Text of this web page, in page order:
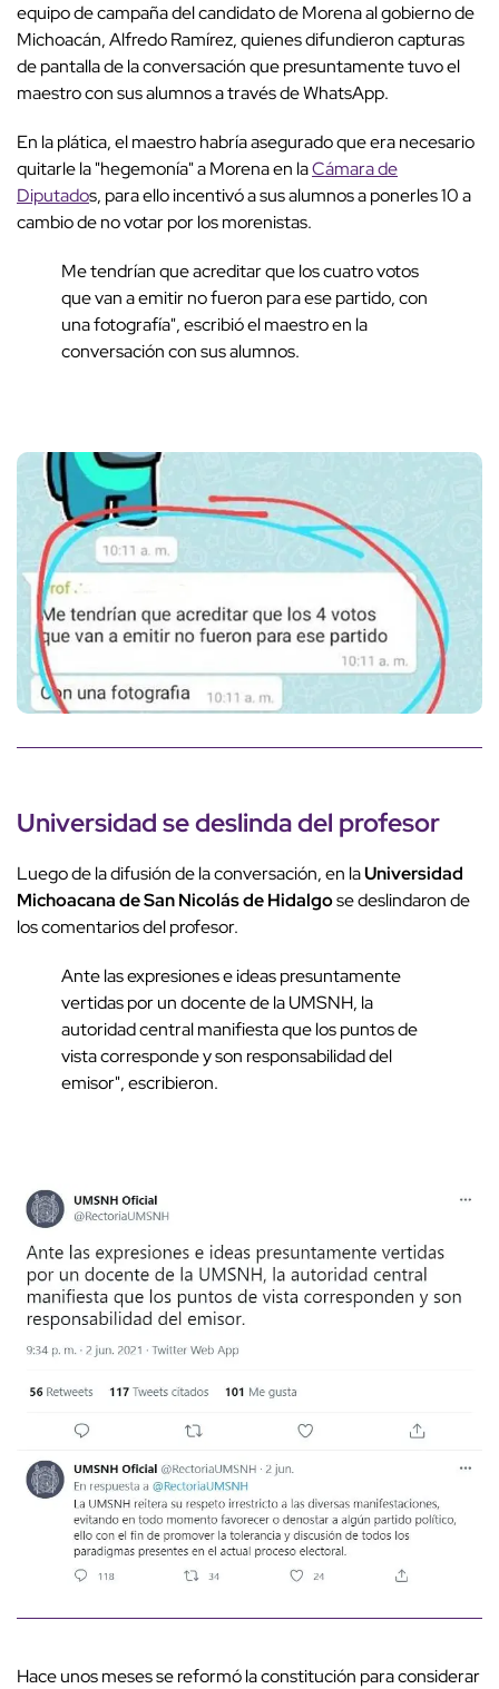
equipo de campaña del candidato de Morena al gobierno de
Michoacán, Alfredo Ramírez, quienes difundieron capturas
de pantalla de la conversación que presuntamente tuvo el
maestro con sus alumnos a través de WhatsApp.
En la plática, el maestro habría asegurado que era necesario
quitarle la "hegemonía" a Morena en laCámara de
Diputados, para ello incentivó a sus alumnos a ponerles 10 a
cambio de no votar por los morenistas.
Me tendrían que acreditar que los cuatro votos
que van a emitir no fueron para ese partido, con
una fotografía", escribió el maestro en la
conversación con sus alumnos.
Universidad se deslinda del profesor
Luego de la difusión de la conversación, en laUniversidad
Michoacana de San Nicolás de Hidalgose deslindaron de
los comentarios del profesor.
Ante las expresiones e ideas presuntamente
vertidas por un docente de la UMSNH, la
autoridad central manifiesta que los puntos de
vista corresponde y son responsabilidad del
emisor", escribieron.
Hace unos meses se reformó la constitución para considerar